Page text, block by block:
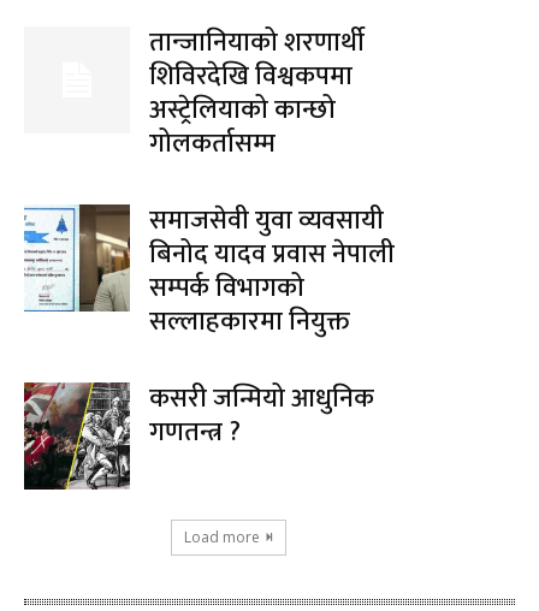
तान्जानियाको शरणार्थी
शिविरदेखि विश्वकपमा
अस्ट्रेलियाको कान्छो
गोलकर्तासम्म
समाजसेवी युवा व्यवसायी
बिनोद यादव प्रवास नेपाली
सम्पर्क विभागको
सल्लाहकारमा नियुक्त
कसरी जन्मियो आधुनिक
गणतन्त्र ?
Load more